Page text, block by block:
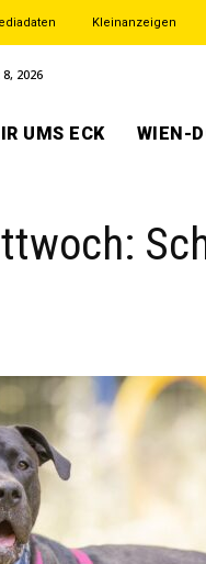
Kleinanzeigen
2026
UMS ECK WIEN-